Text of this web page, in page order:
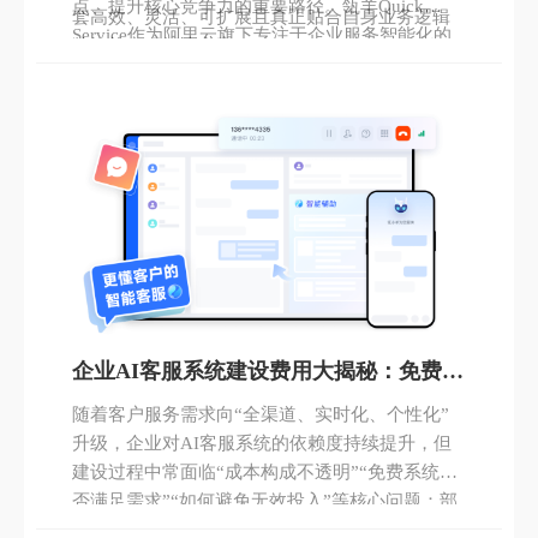
套高效、灵活、可扩展且真正贴合自身业务逻辑
点、提升核心竞争力的重要路径。瓴羊Quick
Service作为阿里云旗下专注于企业服务智能化的
企业在构建新一代智能客服体系时的重要选择。
企业AI客服系统建设费用大揭秘：免费系
统能用吗？如何控制预算？
随着客户服务需求向“全渠道、实时化、个性化”
升级，企业对AI客服系统的依赖度持续提升，但
建设过程中常面临“成本构成不透明”“免费系统能
否满足需求”“如何避免无效投入”等核心问题：部